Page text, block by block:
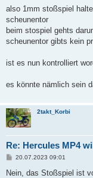
also 1mm stoßspiel
scheunentor
beim stospiel gehts
scheunentor gibts kein
ist es nun kontrolliert
es könnte nämlich sein
2takt_Korbi
Re: Hercules MP4
B
i
20.07.2023 09:01
Nein, das Stoßspiel ist